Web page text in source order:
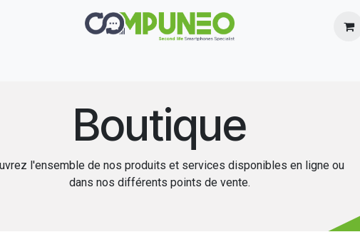
Boutique
l'ensemble de nos produits et services disponibles en ligne ou
dans nos différents points de vente.